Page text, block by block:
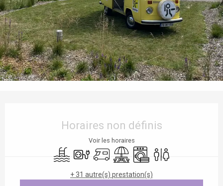
Horaires non définis
Voir les horaires
PiscineBranchements électriques
Accueil camping car
Aire de pique nique
Lave linge
Toilettes
+ 31 autre(s) prestation(s)